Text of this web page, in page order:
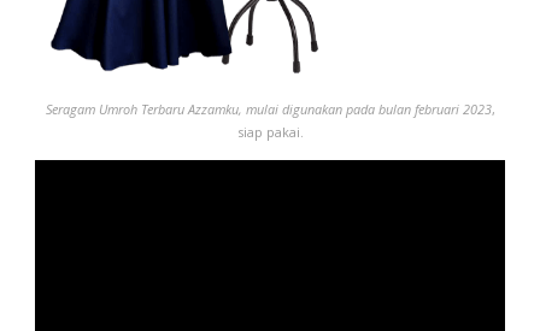
Seragam Umroh Terbaru Azzamku, mulai digunakan pada bulan februari 2023,
siap pakai.